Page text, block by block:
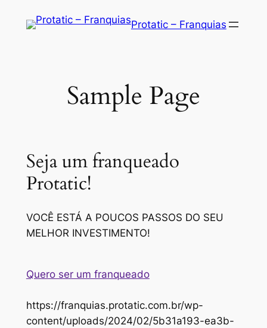
Protatic – Franquias
Sample Page
Seja um franqueado
Protatic!
VOCÊ ESTÁ A POUCOS PASSOS DO SEU
MELHOR INVESTIMENTO!
Quero ser um franqueado
https://franquias.protatic.com.br/wp-
content/uploads/2024/02/5b31a193-ea3b-